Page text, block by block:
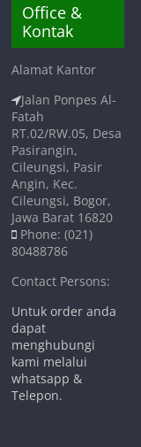
Office &
Kontak
Alamat Kantor
Jalan Ponpes Al-
Fatah
RT.02/RW.05, Desa
Pasirangin,
Cileungsi, Pasir
Angin, Kec.
Cileungsi, Bogor,
Jawa Barat 16820
Phone: (021)
80488786
Contact Persons:
Untuk order anda
dapat
menghubungi
kami melalui
whatsapp &
Telepon.